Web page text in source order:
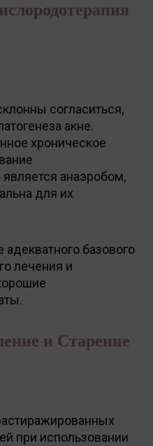
согласиться,
акне.
хроническое
анаэробом,
для их
базового
лечения и
и Старение
при использовании